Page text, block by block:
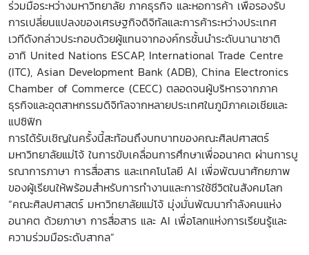
ร่วมมือระหว่างมหาวิทยาลัย ภาคธุรกิจ และหอการค้า เพื่อรองรับ
การเปลี่ยนแปลงของเศรษฐกิจดิจิทัลและการค้าระหว่างประเทศ
เวทีดังกล่าวประกอบด้วยผู้แทนจากองค์กรชั้นนำระดับนานาชาติ
อาทิ United Nations ESCAP, International Trade Centre
(ITC), Asian Development Bank (ADB), China Electronics
Chamber of Commerce (CECC) ตลอดจนผู้บริหารจากภาค
ธุรกิจและอุตสาหกรรมดิจิทัลจากหลายประเทศในภูมิภาคเอเชียและ
แปซิฟิก
การได้รับเชิญในครั้งนี้สะท้อนถึงบทบาทของคณะศิลปศาสตร์
มหาวิทยาลัยแม่โจ้ ในการขับเคลื่อนการศึกษาเพื่ออนาคต ผ่านการบู
รณาการภาษา การสื่อสาร และเทคโนโลยี AI เพื่อพัฒนาศักยภาพ
ของผู้เรียนให้พร้อมสำหรับการทำงานและการใช้ชีวิตในสังคมโลก
“คณะศิลปศาสตร์ มหาวิทยาลัยแม่โจ้ มุ่งมั่นพัฒนากำลังคนแห่ง
อนาคต ด้วยภาษา การสื่อสาร และ AI เพื่อโลกแห่งการเรียนรู้และ
ความร่วมมือระดับสากล”